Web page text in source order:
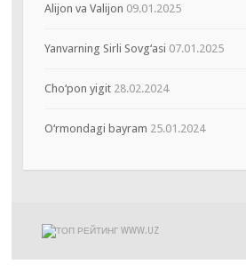
Alijon va Valijon 09.01.2025
Yanvarning Sirli Sovg‘asi 07.01.2025
Cho‘pon yigit 28.02.2024
O‘rmondagi bayram 25.01.2024